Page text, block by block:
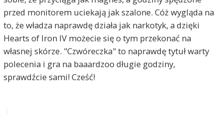
przed monitorem uciekają jak szalone. Cóż wygląda na
to, że władza naprawdę działa jak narkotyk, a dzięki
Hearts of Iron IV możecie się o tym przekonać na
własnej skórze. "Czwóreczka" to naprawdę tytuł warty
polecenia i gra na baaardzoo długie godziny,
sprawdźcie sami! Cześć!